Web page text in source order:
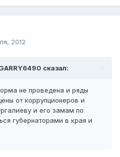
2012
сказал:
не проведена и ряды
от коррупционеров и
и его замам по
губернаторами в края и